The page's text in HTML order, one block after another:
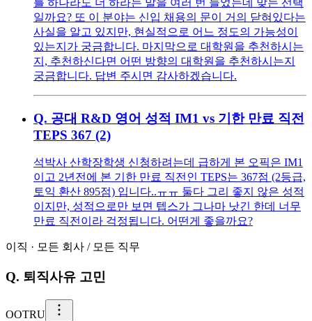
를 하나라도 더 하라는 말을 여러 번 들었는데 맞는 선택
일까요? 또 이 분야는 신입 채용의 문이 거의 닫혀있다는
사실을 알고 있지만, 현실적으로 어느 정도의 가능성이
있는지가 궁금합니다. 마지막으로 대학원을 추천하시는
지, 추천하신다면 어떤 방향의 대학원을 추천하시는지
궁금합니다. 답변 주시면 감사하겠습니다.
Q. 공대 R&D 영어 성적 IM1 vs 기한 만료 직전
TEPS 367 (2)
석박사 산학장학생 신청하려는데 급하게 본 오픽은 IM1
이고 2년전에 본 기한 만료 직전인 TEPS는 367점 (2등급,
토익 환산 895점) 입니다..ㅠㅠ 둘다 그리 좋지 않은 성적
이지만, 성적으로만 보면 텝스가 그나마 낫긴 한데 너무
만료 직전이라 걱정됩니다. 어떤게 좋을까요?
이직 · 모든 회사 / 모든 직무
Q. 퇴직사유 고민
OOTRU